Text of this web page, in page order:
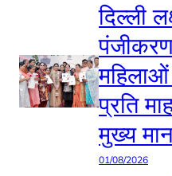
दिल्ली
पंजीकरण
प्रति
मुख्य
01/08/2026